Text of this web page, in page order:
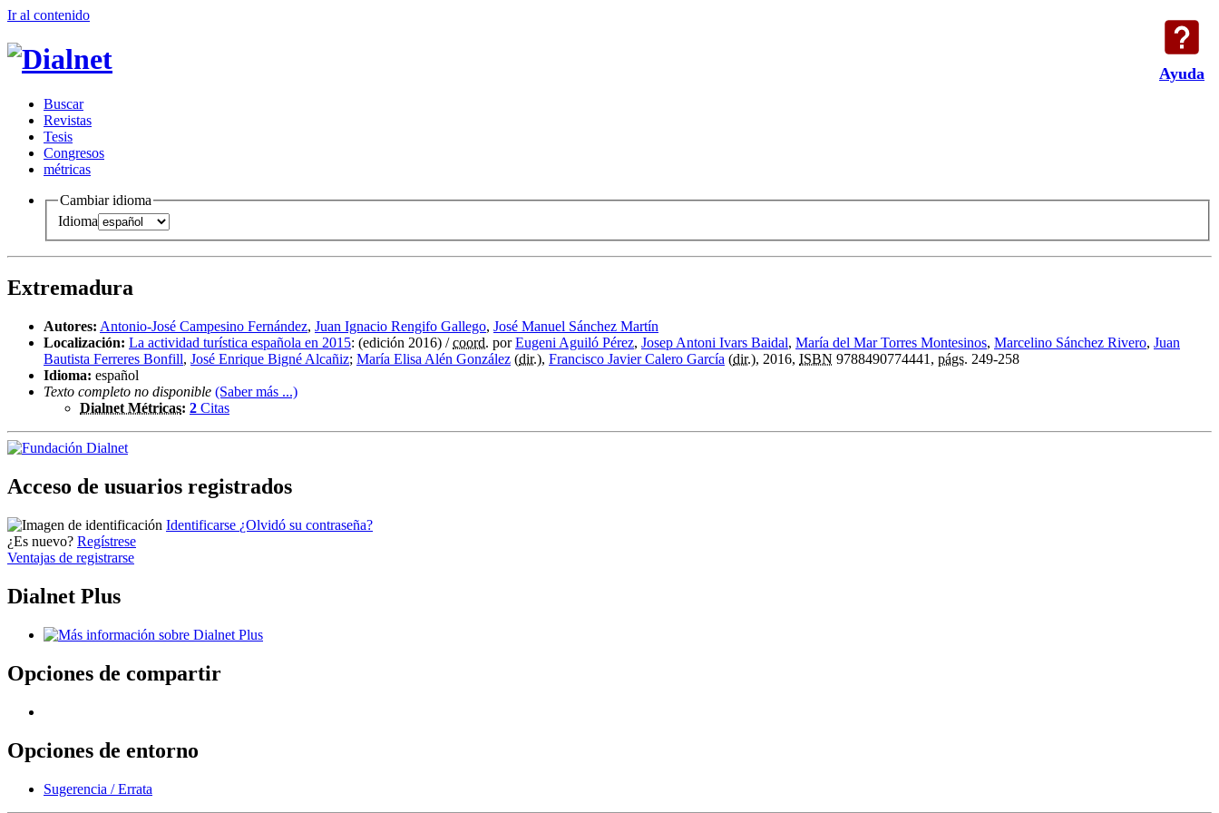
Ayuda
Ir al contenido
Buscar
Revistas
Tesis
Congresos
métricas
Cambiar idioma
Idioma
Extremadura
Autores: Antonio-José Campesino Fernández, Juan Ignacio Rengifo Gallego, José Manuel Sánchez Martín
Localización: La actividad turística española en 2015: (edición 2016) /coord. porEugeni Aguiló Pérez, Josep Antoni Ivars Baidal, María del Mar Torres Montesinos, Marcelino Sánchez Rivero, Juan
Bautista Ferreres Bonfill, José Enrique Bigné Alcañiz; María Elisa Alén González (dir.), Francisco Javier Calero García (dir.), 2016, ISBN 9788490774441, págs. 249-258
Idioma: español
Texto completo no disponible (Saber más ...)
Dialnet Métricas: 2 Citas
Acceso de usuarios registrados
Identificarse ¿Olvidó su contraseña?
¿Es nuevo? Regístrese
Ventajas de registrarse
Dialnet Plus
Opciones de compartir
Opciones de entorno
Sugerencia / Errata